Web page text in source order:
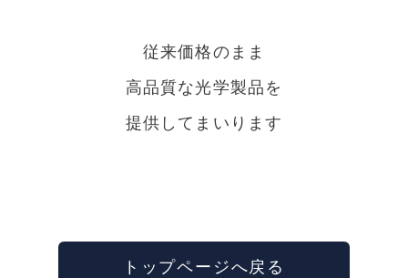
従来価格のまま
高品質な光学製品を
提供してまいります
トップページへ戻る